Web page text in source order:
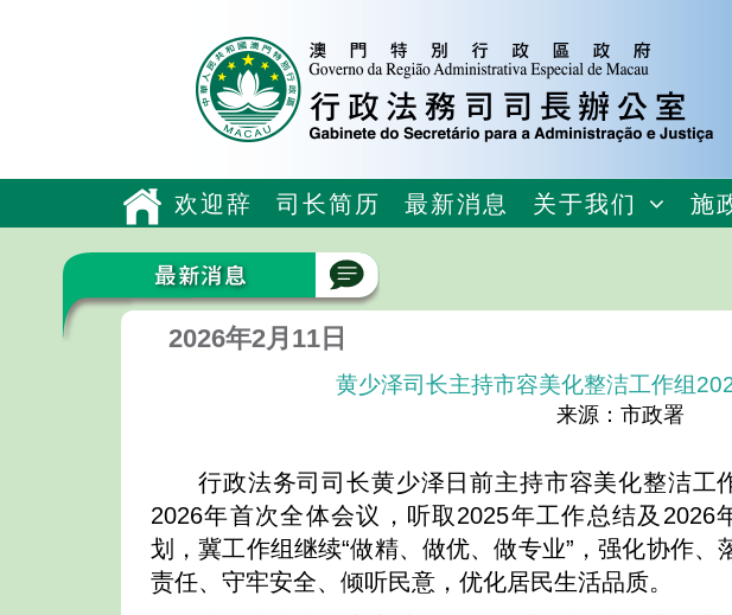
欢迎辞 司长简历 最新消息 关于我们 施
2026年2月11日
黄少泽司长主持市容美化整洁工作组
来源：市政署
行政法务司司长黄少泽日前主持市容美化整洁工
2026年首次全体会议，听取2025年工作总结及2026
划，冀工作组继续“做精、做优、做专业”，强化协作、
责任、守牢安全、倾听民意，优化居民生活品质。